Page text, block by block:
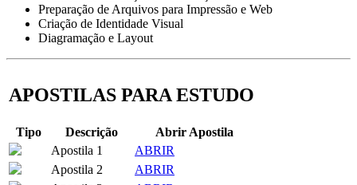
Preparação de Arquivos para Impressão e Web
Criação de Identidade Visual
Diagramação e Layout
APOSTILAS PARA ESTUDO
Tipo Descrição
Abrir Apostila
Apostila 1
ABRIR
Apostila 2
ABRIR